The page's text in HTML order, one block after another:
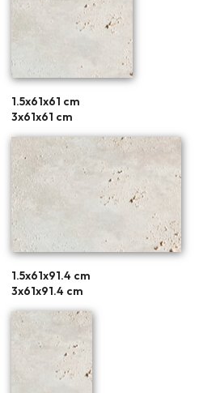
1.5x61x61 cm
3x61x61 cm
1.5x61x91.4 cm
3x61x91.4 cm